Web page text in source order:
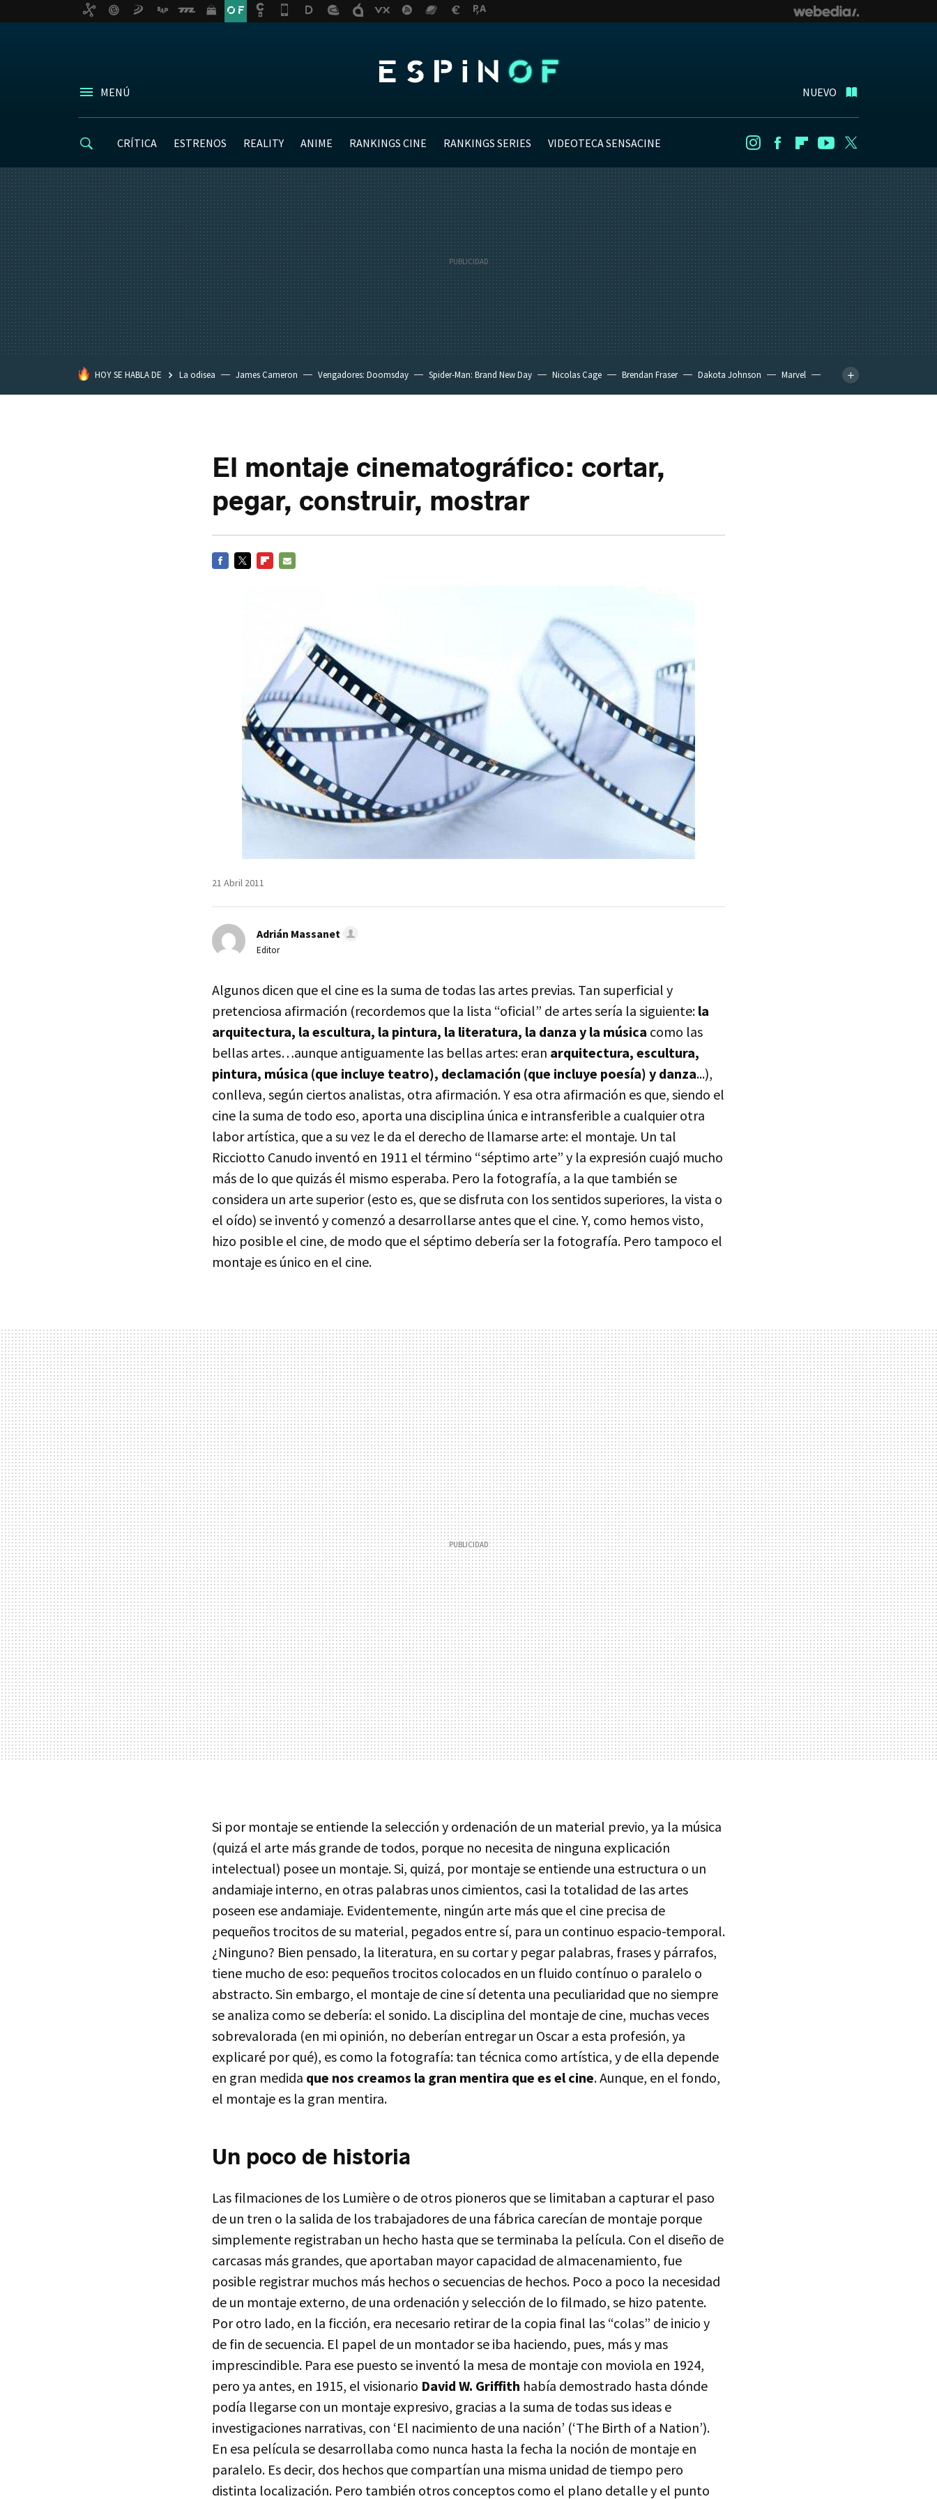
MENÚ NUEVO
CRÍTICA ESTRENOS REALITY ANIME RANKINGS CINE RANKINGS SERIES VIDEOTECA SENSACINE InstagramFacebookFlipboard
Youtube
HOY SE HABLA DE La odisea James Cameron Vengadores: Doomsday Spider-Man: Brand New Day Nicolas Cage Brendan Fraser Dakota Johnson
Marvel
El montaje cinematográfico: cortar,
pegar, construir, mostrar
21 Abril 2011
Adrián Massanet
Editor
Algunos dicen que el cine es la suma de todas las artes previas. Tan superficial y
pretenciosa afirmación (recordemos que la lista “oficial” de artes sería la siguiente: la
arquitectura, la escultura, la pintura, la literatura, la danza y la música como las
bellas artes…aunque antiguamente las bellas artes: eran arquitectura, escultura,
pintura, música (que incluye teatro), declamación (que incluye poesía) y danza...),
conlleva, según ciertos analistas, otra afirmación. Y esa otra afirmación es que, siendo el
cine la suma de todo eso, aporta una disciplina única e intransferible a cualquier otra
labor artística, que a su vez le da el derecho de llamarse arte: el montaje. Un tal
Ricciotto Canudo inventó en 1911 el término “séptimo arte” y la expresión cuajó mucho
más de lo que quizás él mismo esperaba. Pero la fotografía, a la que también se
considera un arte superior (esto es, que se disfruta con los sentidos superiores, la vista o
el oído) se inventó y comenzó a desarrollarse antes que el cine. Y, como hemos visto,
hizo posible el cine, de modo que el séptimo debería ser la fotografía. Pero tampoco el
montaje es único en el cine.
Si por montaje se entiende la selección y ordenación de un material previo, ya la música
(quizá el arte más grande de todos, porque no necesita de ninguna explicación
intelectual) posee un montaje. Si, quizá, por montaje se entiende una estructura o un
andamiaje interno, en otras palabras unos cimientos, casi la totalidad de las artes
poseen ese andamiaje. Evidentemente, ningún arte más que el cine precisa de
pequeños trocitos de su material, pegados entre sí, para un continuo espacio-temporal.
¿Ninguno? Bien pensado, la literatura, en su cortar y pegar palabras, frases y párrafos,
tiene mucho de eso: pequeños trocitos colocados en un fluido contínuo o paralelo o
abstracto. Sin embargo, el montaje de cine sí detenta una peculiaridad que no siempre
se analiza como se debería: el sonido. La disciplina del montaje de cine, muchas veces
sobrevalorada (en mi opinión, no deberían entregar un Oscar a esta profesión, ya
explicaré por qué), es como la fotografía: tan técnica como artística, y de ella depende
en gran medida que nos creamos la gran mentira que es el cine. Aunque, en el fondo,
el montaje es la gran mentira.
Un poco de historia
Las filmaciones de los Lumière o de otros pioneros que se limitaban a capturar el paso
de un tren o la salida de los trabajadores de una fábrica carecían de montaje porque
simplemente registraban un hecho hasta que se terminaba la película. Con el diseño de
carcasas más grandes, que aportaban mayor capacidad de almacenamiento, fue
posible registrar muchos más hechos o secuencias de hechos. Poco a poco la necesidad
de un montaje externo, de una ordenación y selección de lo filmado, se hizo patente.
Por otro lado, en la ficción, era necesario retirar de la copia final las “colas” de inicio y
de fin de secuencia. El papel de un montador se iba haciendo, pues, más y mas
imprescindible. Para ese puesto se inventó la mesa de montaje con moviola en 1924,
pero ya antes, en 1915, el visionario David W. Griffith había demostrado hasta dónde
podía llegarse con un montaje expresivo, gracias a la suma de todas sus ideas e
investigaciones narrativas, con ‘El nacimiento de una nación’ (‘The Birth of a Nation’).
En esa película se desarrollaba como nunca hasta la fecha la noción de montaje en
paralelo. Es decir, dos hechos que compartían una misma unidad de tiempo pero
distinta localización. Pero también otros conceptos como el plano detalle y el punto